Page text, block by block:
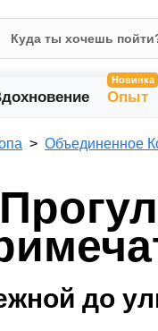
Новинка
Опыт
Объединенное
до